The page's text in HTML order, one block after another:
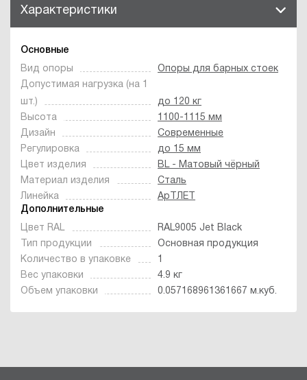
Характеристики
Основные
Вид опоры
Опоры для барных стоек
Допустимая нагрузка (на 1
шт.)
до 120 кг
Высота
1100-1115 мм
Дизайн
Современные
Регулировка
до 15 мм
Цвет изделия
BL - Матовый чёрный
Материал изделия
Сталь
Линейка
АрТЛЕТ
Дополнительные
Цвет RAL
RAL9005 Jet Black
Тип продукции
Основная продукция
Количество в упаковке
1
Вес упаковки
4.9 кг
Объем упаковки
0.057168961361667 м.куб.